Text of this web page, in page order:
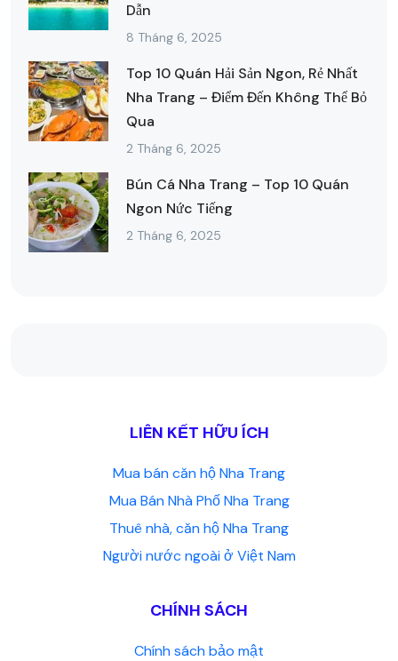
Dẫn
8 Tháng 6, 2025
Top 10 Quán Hải Sản Ngon, Rẻ Nhất
Nha Trang – Điểm Đến Không Thể Bỏ
Qua
2 Tháng 6, 2025
Bún Cá Nha Trang – Top 10 Quán
Ngon Nức Tiếng
2 Tháng 6, 2025
LIÊN KẾT HỮU ÍCH
Mua bán căn hộ Nha Trang
Mua Bán Nhà Phố Nha Trang
Thuê nhà, căn hộ Nha Trang
Người nước ngoài ở Việt Nam
CHÍNH SÁCH
Chính sách bảo mật